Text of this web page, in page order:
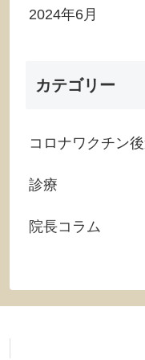
2024年6月
カテゴリー
コロナワクチン
診療
院長コラム